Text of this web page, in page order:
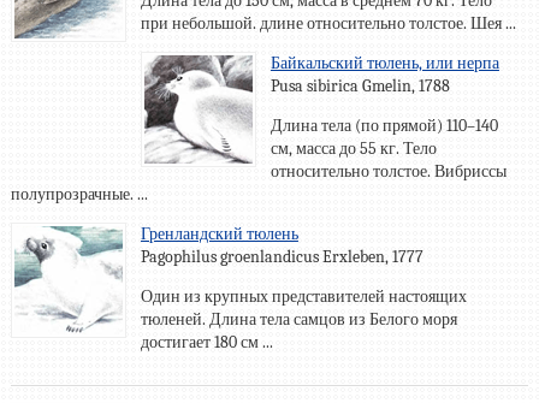
при небольшой. длине относительно толстое. Шея ...
Байкальский тюлень, или нерпа
Pusa sibirica Gmelin, 1788
Длина тела (по прямой) 110–140
см, масса до 55 кг. Тело
относительно толстое. Вибриссы
полупрозрачные. ...
Гренландский тюлень
Pagophilus groenlandicus Erxleben, 1777
Один из крупных представителей настоящих
тюленей. Длина тела самцов из Белого моря
достигает 180 см ...